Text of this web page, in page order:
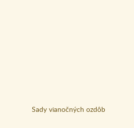
Sady vianočných ozdôb